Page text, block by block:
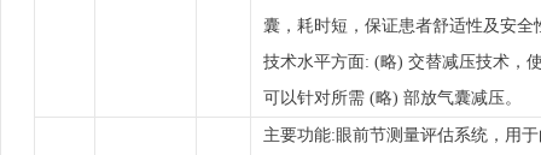
囊，耗时短，保证患者舒适性及安全
技术水平方面: (略) 交替减压技术，
可以针对所需 (略) 部放气囊减压。
主要功能:眼前节测量评估系统，用